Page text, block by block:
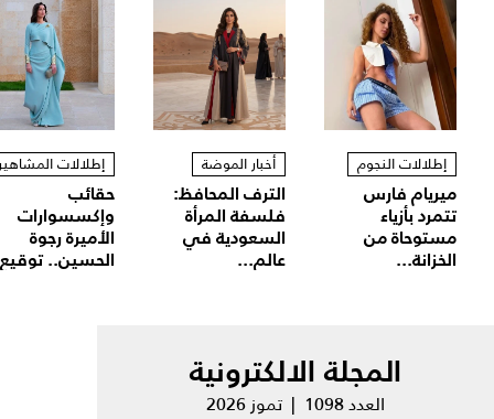
إطلالات النجوم
ميريام فارس
تتمرد بأزياء
مستوحاة من
الخزانة...
أخبار الموضة
الترف المحافظ:
فلسفة المرأة
السعودية في
عالم...
إطلالات
حقائب
وإكسسوارات
الأميرة رجوة
الحسين..
المجلة الالكترونية
العدد 1098 | تموز 2026